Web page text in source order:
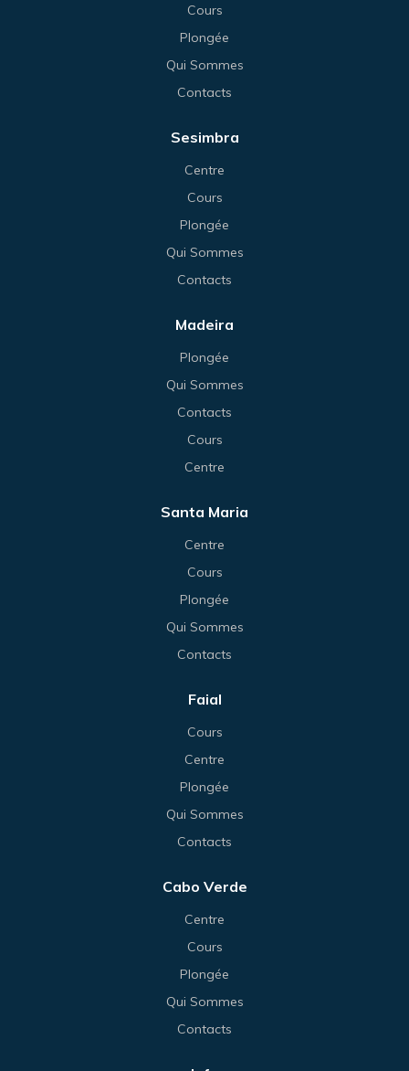
Cours
Plongée
Qui Sommes
Contacts
Sesimbra
Centre
Cours
Plongée
Qui Sommes
Contacts
Madeira
Plongée
Qui Sommes
Contacts
Cours
Centre
Santa Maria
Centre
Cours
Plongée
Qui Sommes
Contacts
Faial
Cours
Centre
Plongée
Qui Sommes
Contacts
Cabo Verde
Centre
Cours
Plongée
Qui Sommes
Contacts